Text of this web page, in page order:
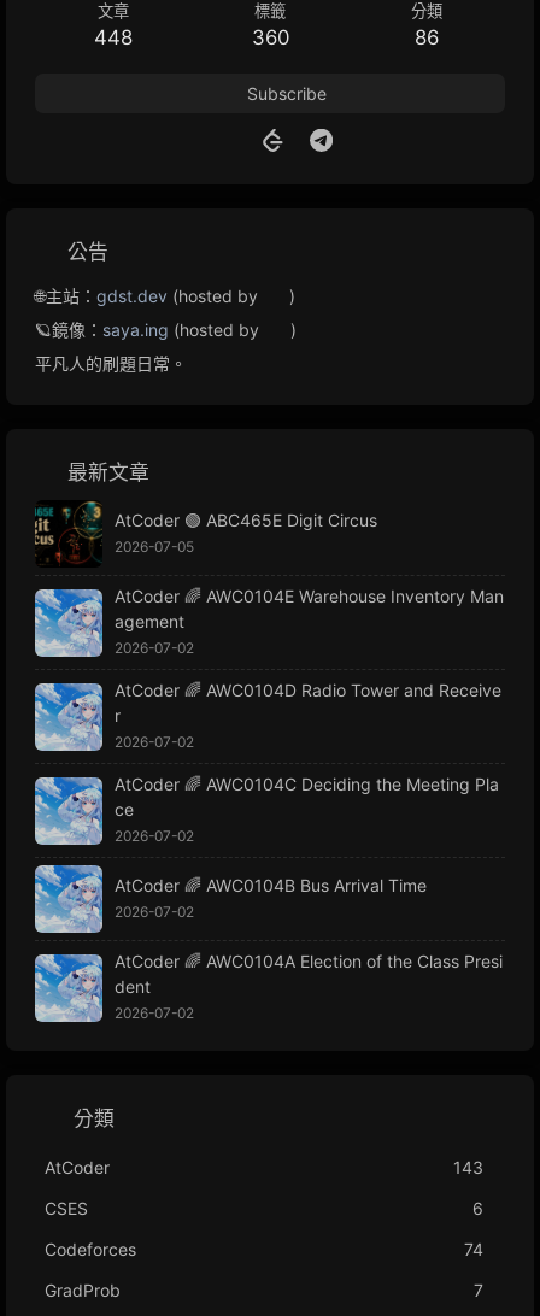
文章
448
標籤
360
分類
86
Subscribe
公告
🌐主站： gdst.dev (hosted by
)
🪐鏡像： saya.ing (hosted by
)
平凡人的刷題日常。
最新文章
AtCoder 🟢 ABC465E Digit Circus
2026-07-05
AtCoder 🌈 AWC0104E Warehouse Inventory Man
agement
2026-07-02
AtCoder 🌈 AWC0104D Radio Tower and Receive
r
2026-07-02
AtCoder 🌈 AWC0104C Deciding the Meeting Pla
ce
2026-07-02
AtCoder 🌈 AWC0104B Bus Arrival Time
2026-07-02
AtCoder 🌈 AWC0104A Election of the Class Presi
dent
2026-07-02
分類
AtCoder
143
CSES
6
Codeforces
74
GradProb
7